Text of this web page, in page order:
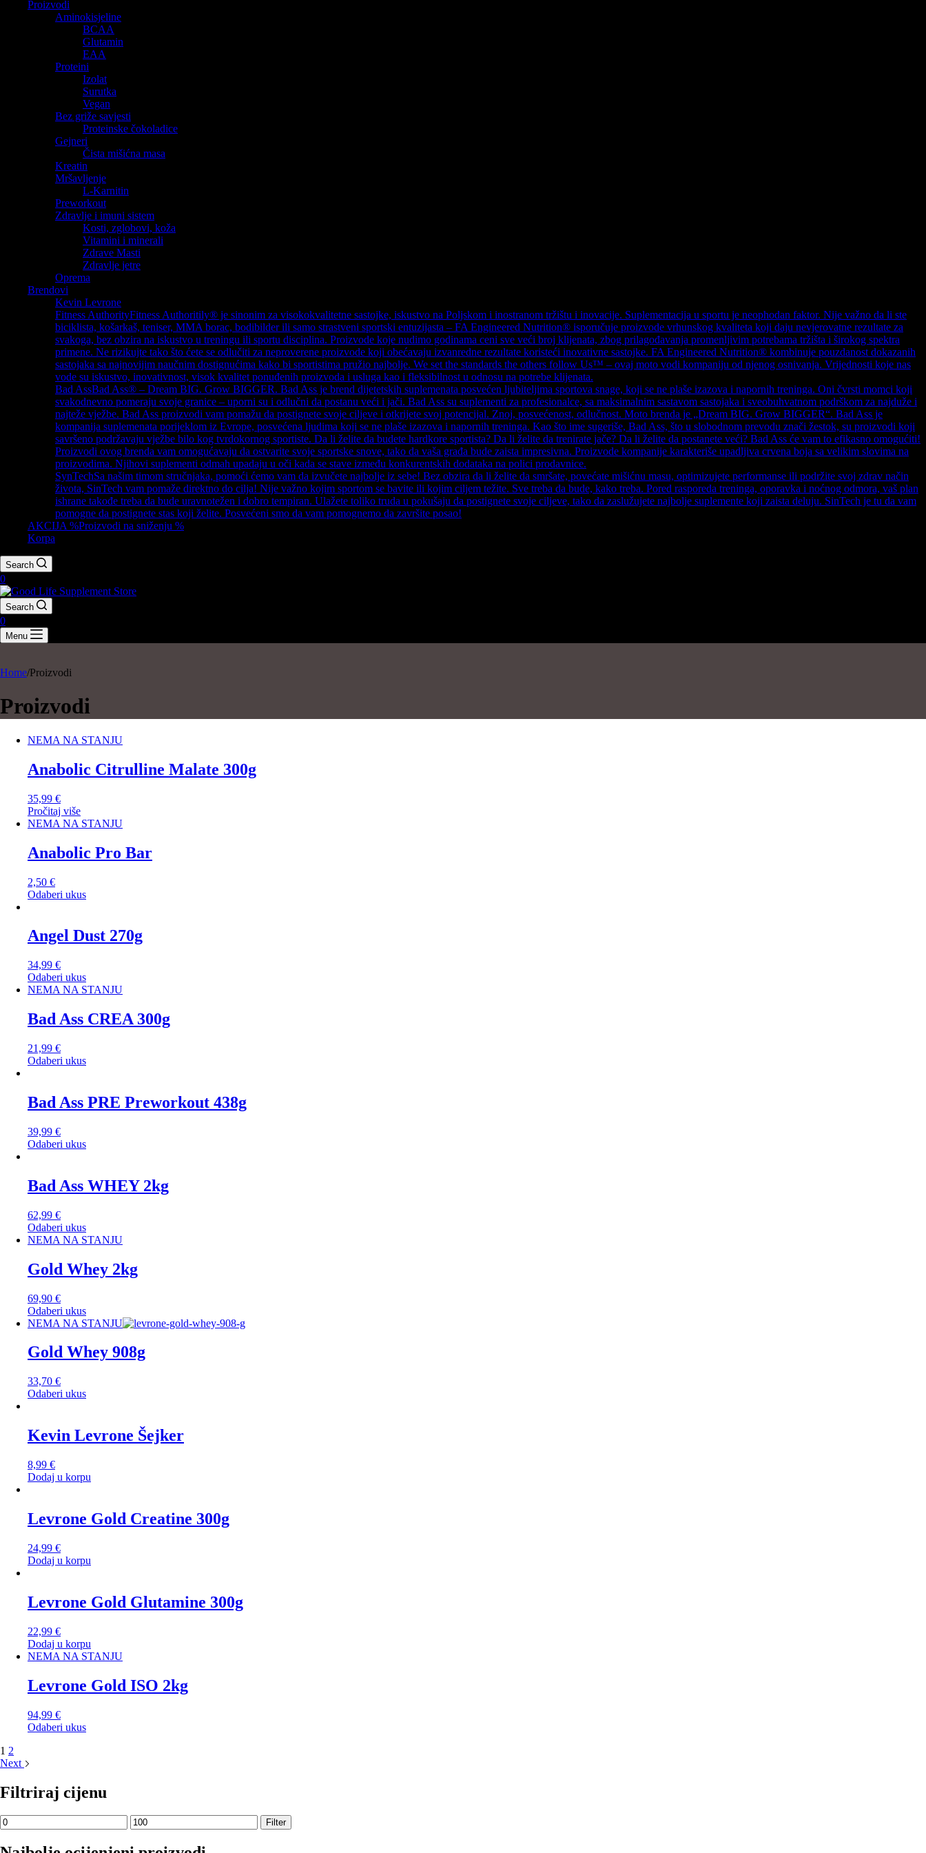
Proizvodi
Aminokisjeline
BCAA
Glutamin
EAA
Proteini
Izolat
Surutka
Vegan
Bez griže savjesti
Proteinske čokoladice
Gejneri
Čista mišićna masa
Kreatin
Mršavljenje
L-Karnitin
Preworkout
Zdravlje i imuni sistem
Kosti, zglobovi, koža
Vitamini i minerali
Zdrave Masti
Zdravlje jetre
Oprema
Brendovi
Kevin Levrone
Fitness AuthorityFitness Authoritily® je sinonim za visokokvalitetne sastojke, iskustvo na Poljskom i inostranom tržištu i inovacije. Suplementacija u sportu je neophodan faktor. Nije važno da li ste
biciklista, košarkaš, teniser, MMA borac, bodibilder ili samo strastveni sportski entuzijasta – FA Engineered Nutrition® isporučuje proizvode vrhunskog kvaliteta koji daju nevjerovatne rezultate za
svakoga, bez obzira na iskustvo u treningu ili sportu disciplina. Proizvode koje nudimo godinama ceni sve veći broj klijenata, zbog prilagođavanja promenljivim potrebama tržišta i širokog spektra
primene. Ne rizikujte tako što ćete se odlučiti za neproverene proizvode koji obećavaju izvanredne rezultate koristeći inovativne sastojke. FA Engineered Nutrition® kombinuje pouzdanost dokazanih
sastojaka sa najnovijim naučnim dostignućima kako bi sportistima pružio najbolje. We set the standards the others follow Us™ – ovaj moto vodi kompaniju od njenog osnivanja. Vrijednosti koje nas
vode su iskustvo, inovativnost, visok kvalitet ponuđenih proizvoda i usluga kao i fleksibilnost u odnosu na potrebe klijenata.
Bad AssBad Ass® – Dream BIG. Grow BIGGER. Bad Ass je brend dijetetskih suplemenata posvećen ljubiteljima sportova snage, koji se ne plaše izazova i napornih treninga. Oni čvrsti momci koji
svakodnevno pomeraju svoje granice – uporni su i odlučni da postanu veći i jači. Bad Ass su suplementi za profesionalce, sa maksimalnim sastavom sastojaka i sveobuhvatnom podrškom za najduže i
najteže vježbe. Bad Ass proizvodi vam pomažu da postignete svoje ciljeve i otkrijete svoj potencijal. Znoj, posvećenost, odlučnost. Moto brenda je „Dream BIG. Grow BIGGER“. Bad Ass je
kompanija suplemenata porijeklom iz Evrope, posvećena ljudima koji se ne plaše izazova i napornih treninga. Kao što ime sugeriše, Bad Ass, što u slobodnom prevodu znači žestok, su proizvodi koji
savršeno podržavaju vježbe bilo kog tvrdokornog sportiste. Da li želite da budete hardkore sportista? Da li želite da trenirate jače? Da li želite da postanete veći? Bad Ass će vam to efikasno omogućiti!
Proizvodi ovog brenda vam omogućavaju da ostvarite svoje sportske snove, tako da vaša građa bude zaista impresivna. Proizvode kompanije karakteriše upadljiva crvena boja sa velikim slovima na
proizvodima. Njihovi suplementi odmah upadaju u oči kada se stave između konkurentskih dodataka na polici prodavnice.
SynTechSa našim timom stručnjaka, pomoći ćemo vam da izvučete najbolje iz sebe! Bez obzira da li želite da smršate, povećate mišićnu masu, optimizujete performanse ili podržite svoj zdrav način
života, SinTech vam pomaže direktno do cilja! Nije važno kojim sportom se bavite ili kojim ciljem težite. Sve treba da bude, kako treba. Pored rasporeda treninga, oporavka i noćnog odmora, vaš plan
ishrane takođe treba da bude uravnotežen i dobro tempiran. Ulažete toliko truda u pokušaju da postignete svoje ciljeve, tako da zaslužujete najbolje suplemente koji zaista deluju. SinTech je tu da vam
pomogne da postignete stas koji želite. Posvećeni smo da vam pomognemo da završite posao!
AKCIJA %Proizvodi na sniženju %
Korpa
Search
0
Search
0
Menu
Home/Proizvodi
Proizvodi
NEMA NA STANJU
Anabolic Citrulline Malate 300g
35,99 €
Pročitaj više
NEMA NA STANJU
Anabolic Pro Bar
2,50 €
Odaberi ukus
Angel Dust 270g
34,99 €
Odaberi ukus
NEMA NA STANJU
Bad Ass CREA 300g
21,99 €
Odaberi ukus
Bad Ass PRE Preworkout 438g
39,99 €
Odaberi ukus
Bad Ass WHEY 2kg
62,99 €
Odaberi ukus
NEMA NA STANJU
Gold Whey 2kg
69,90 €
Odaberi ukus
NEMA NA STANJU
Gold Whey 908g
33,70 €
Odaberi ukus
Kevin Levrone Šejker
8,99 €
Dodaj u korpu
Levrone Gold Creatine 300g
24,99 €
Dodaj u korpu
Levrone Gold Glutamine 300g
22,99 €
Dodaj u korpu
NEMA NA STANJU
Levrone Gold ISO 2kg
94,99 €
Odaberi ukus
1 2
Next
Filtriraj cijenu
Minimalna
cijena
Maksimalna
cijena
Filter